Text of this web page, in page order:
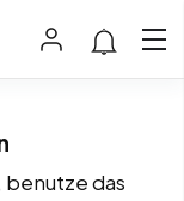
benutze das